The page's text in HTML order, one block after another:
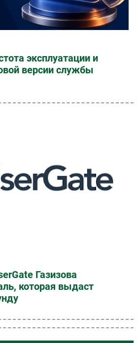
эксплуатации и
версии службы
Газизова
которая выдаст